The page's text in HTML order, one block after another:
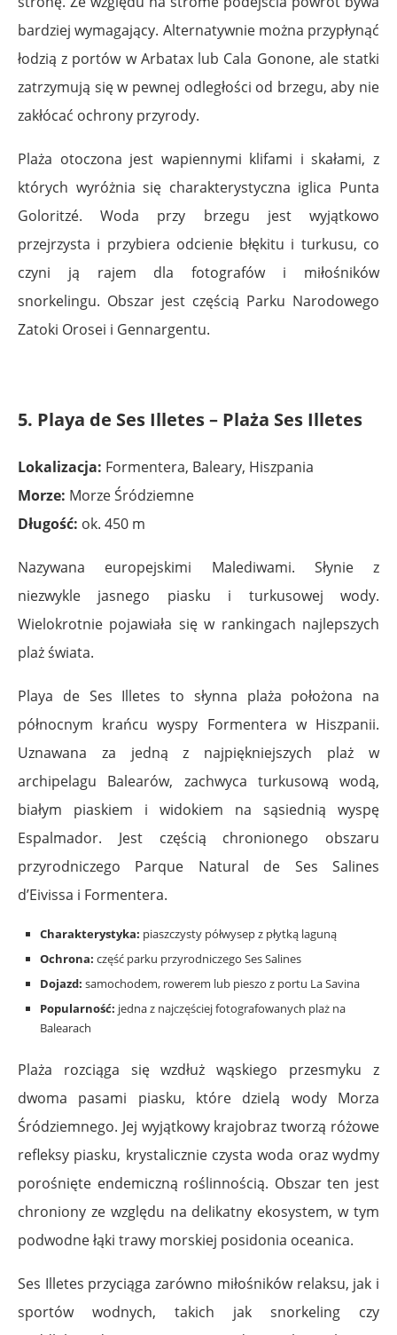
bardziej wymagający. Alternatywnie można przypłynąć
łodzią z portów w Arbatax lub Cala Gonone, ale statki
zatrzymują się w pewnej odległości od brzegu, aby nie
zakłócać ochrony przyrody.
Plaża otoczona jest wapiennymi klifami i skałami, z
których wyróżnia się charakterystyczna iglica Punta
Goloritzé. Woda przy brzegu jest wyjątkowo
przejrzysta i przybiera odcienie błękitu i turkusu, co
czyni ją rajem dla fotografów i miłośników
snorkelingu. Obszar jest częścią Parku Narodowego
Zatoki Orosei i Gennargentu.
5. Playa de Ses Illetes – Plaża Ses Illetes
Lokalizacja: Formentera, Baleary, Hiszpania
Morze: Morze Śródziemne
Długość: ok. 450 m
Nazywana europejskimi Malediwami. Słynie z
niezwykle jasnego piasku i turkusowej wody.
Wielokrotnie pojawiała się w rankingach najlepszych
plaż świata.
Playa de Ses Illetes to słynna plaża położona na
północnym krańcu wyspy Formentera w Hiszpanii.
Uznawana za jedną z najpiękniejszych plaż w
archipelagu Balearów, zachwyca turkusową wodą,
białym piaskiem i widokiem na sąsiednią wyspę
Espalmador. Jest częścią chronionego obszaru
przyrodniczego Parque Natural de Ses Salines
d’Eivissa i Formentera.
Charakterystyka: piaszczysty półwysep z płytką laguną
Ochrona: część parku przyrodniczego Ses Salines
Dojazd: samochodem, rowerem lub pieszo z portu La Savina
Popularność: jedna z najczęściej fotografowanych plaż na
Balearach
Plaża rozciąga się wzdłuż wąskiego przesmyku z
dwoma pasami piasku, które dzielą wody Morza
Śródziemnego. Jej wyjątkowy krajobraz tworzą różowe
refleksy piasku, krystalicznie czysta woda oraz wydmy
porośnięte endemiczną roślinnością. Obszar ten jest
chroniony ze względu na delikatny ekosystem, w tym
podwodne łąki trawy morskiej posidonia oceanica.
Ses Illetes przyciąga zarówno miłośników relaksu, jak i
sportów wodnych, takich jak snorkeling czy